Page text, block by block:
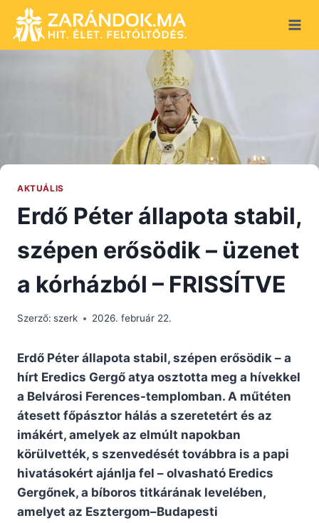
content
AKTUÁLIS
Erdő Péter állapota stabil,
szépen erősödik – üzenet
a kórházból – FRISSÍTVE
Szerző: szerk 2026. február 22.
Erdő Péter állapota stabil, szépen erősödik – a
hírt Eredics Gergő atya osztotta meg a hívekkel
a Belvárosi Ferences-templomban. A műtéten
átesett főpásztor hálás a szeretetért és az
imákért, amelyek az elmúlt napokban
körülvették, s szenvedését továbbra is a papi
hivatásokért ajánlja fel – olvasható Eredics
Gergőnek, a bíboros titkárának levelében,
amelyet az Esztergom–Budapesti